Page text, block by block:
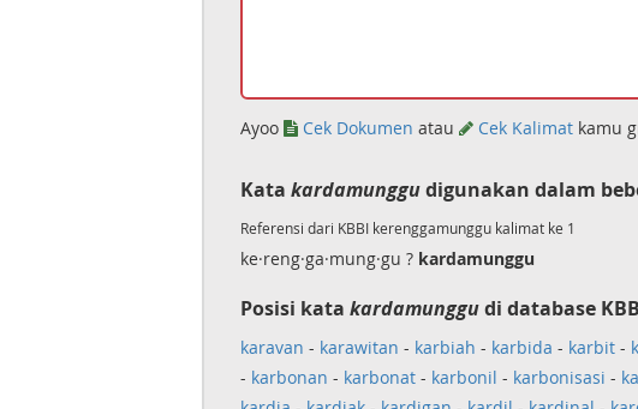
Ayoo Cek Dokumen atau Cek Kalimatkamu
Kata kardamunggudigunakan dalam
Referensi dari KBBI kerenggamunggu kalimat ke 1
ke·reng·ga·mung·gu ? kardamunggu
Posisi kata kardamunggudi database
karavan - karawitan - karbiah - karbida - karbit-
- karbonan - karbonat- karbonil - karbonisasi -